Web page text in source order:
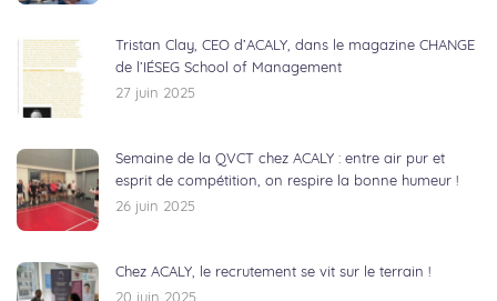
Tristan Clay, CEO d’ACALY, dans le magazine CHANGE
de l’IÉSEG School of Management
27 juin 2025
Semaine de la QVCT chez ACALY : entre air pur et
esprit de compétition, on respire la bonne humeur !
26 juin 2025
Chez ACALY, le recrutement se vit sur le terrain !
20 juin 2025